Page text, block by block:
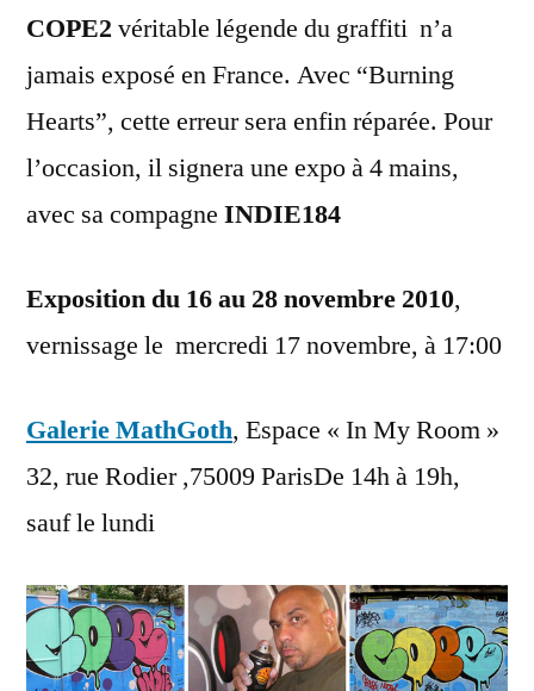
COPE2 véritable légende du graffiti n’a
jamais exposé en France. Avec “Burning
Hearts”, cette erreur sera enfin réparée. Pour
l’occasion, il signera une expo à 4 mains,
avec sa compagne INDIE184
Exposition du 16 au 28 novembre 2010,
vernissage le mercredi 17 novembre, à 17:00
Galerie MathGoth, Espace « In My Room »
32, rue Rodier ,75009 ParisDe 14h à 19h,
sauf le lundi